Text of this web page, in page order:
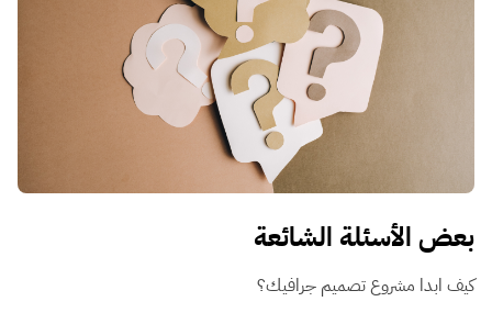
بعض الأسئلة الشائعة
كيف ابدا مشروع تصميم جرافيك؟